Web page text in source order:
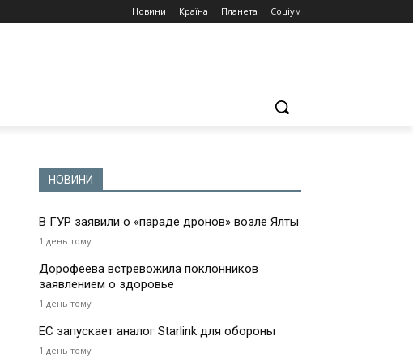
Новини Країна Планета Соціум
НОВИНИ
В ГУР заявили о «параде дронов» возле Ялты
1 день тому
Дорофеева встревожила поклонников
заявлением о здоровье
1 день тому
ЕС запускает аналог Starlink для обороны
1 день тому